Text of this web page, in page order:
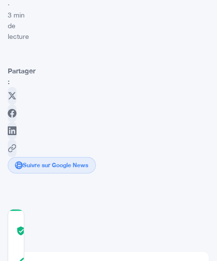
·
3 min
de
lecture
Partager
:
Suivre sur Google News